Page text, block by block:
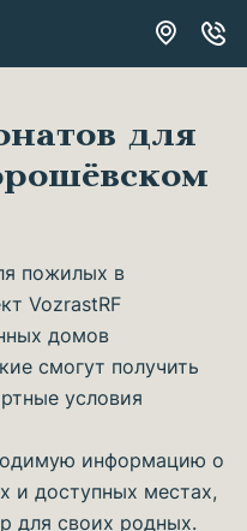
для
пожилых в
VozrastRF
домов
смогут получить
условия
информацию о
и доступных местах,
для своих родных.